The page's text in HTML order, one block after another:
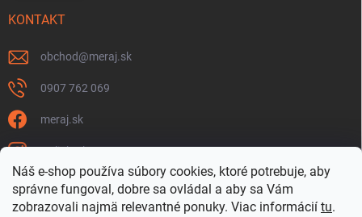
Náš e-shop používa súbory cookies, ktoré potrebuje, aby
správne fungoval, dobre sa ovládal a aby sa Vám
zobrazovali najmä relevantné ponuky. Viac informácií tu.
KONTAKT
obchod@meraj.sk
0907 762 069
meraj.sk
m_link_sk
https://www.youtube.com/@meraj-sk
@m_link_sk